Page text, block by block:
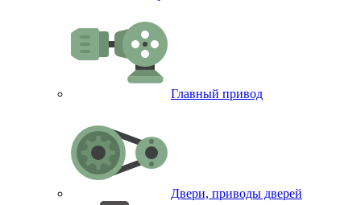
Главный привод
Двери, приводы дверей